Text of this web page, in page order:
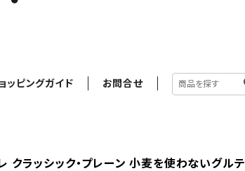
ッピングガイド お問合せ
クラッシック・プレーン 小麦を使わないグルテ